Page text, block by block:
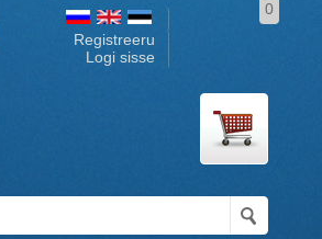
Registreeru
Logi sisse
0